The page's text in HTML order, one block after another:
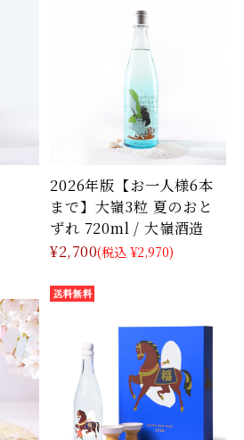
2026年版【お一人様6本
まで】大嶺3粒 夏のおと
ずれ 720ml / 大嶺酒造
¥2,700(税込 ¥2,970)